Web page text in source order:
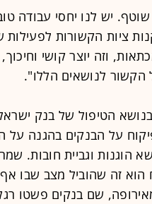
יש לנו יחסי עבודה
ציות הקשורות
וזה יוצר קושי
לנושאים הללו".
הטיפול של בנק
על הבנקים בהגנה על
הוגנות וגביית חובות.
זה שהוביל מצב שבו אף
שם בנקים פשטו